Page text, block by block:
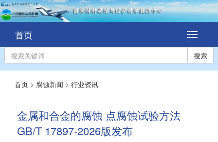
切
换
导
航
首页
搜索
首页 > 腐蚀新闻 > 行业资讯
金属和合金的腐蚀 点腐蚀试验方法
GB/T 17897-2026版发布